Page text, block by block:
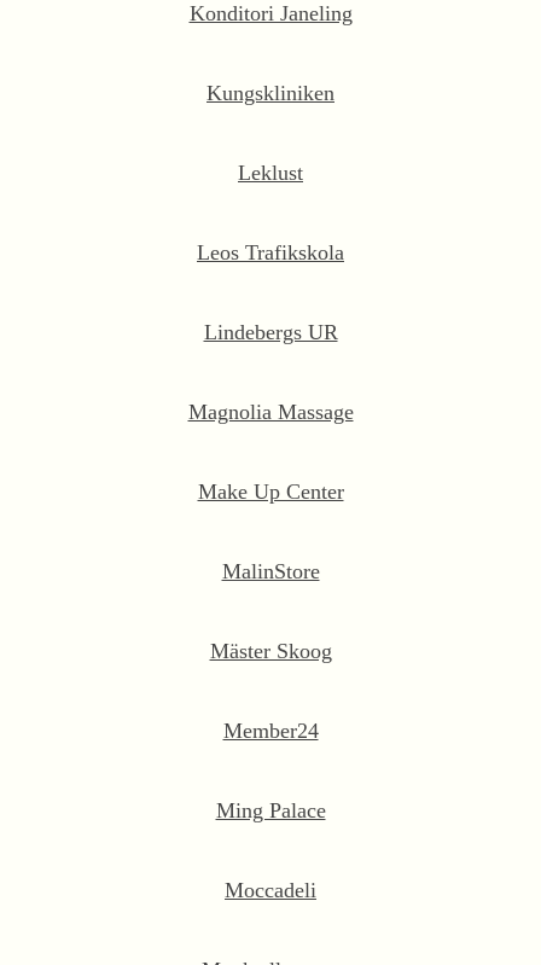
Konditori Janeling
Kungskliniken
Leklust
Leos Trafikskola
Lindebergs UR
Magnolia Massage
Make Up Center
MalinStore
Mäster Skoog
Member24
Ming Palace
Moccadeli